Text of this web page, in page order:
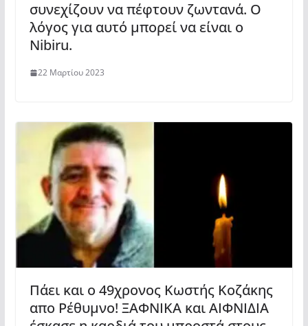
συνεχίζουν να πέφτουν ζωντανά. Ο
λόγος για αυτό μπορεί να είναι ο
Nibiru.
22 Μαρτίου 2023
Πάει και ο 49χρονος Κωστής Κοζάκης
απο Ρέθυμνο! ΞΑΦΝΙΚΑ και ΑΙΦΝΙΔΙΑ